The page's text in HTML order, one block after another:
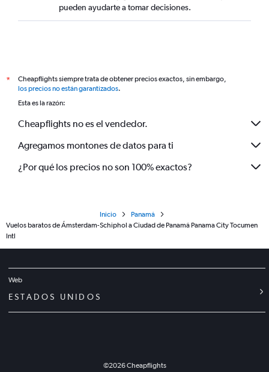
pueden ayudarte a tomar decisiones.
*
Cheapflights siempre trata de obtener precios exactos, sin embargo,
los precios no están garantizados.
Esta es la razón:
Cheapflights no es el vendedor.
Agregamos montones de datos para ti
¿Por qué los precios no son 100% exactos?
Inicio
Panamá
Vuelos baratos de Ámsterdam-Schiphol a Ciudad de Panamá Panama City Tocumen
Intl
Web
ESTADOS UNIDOS
©2026Cheapflights